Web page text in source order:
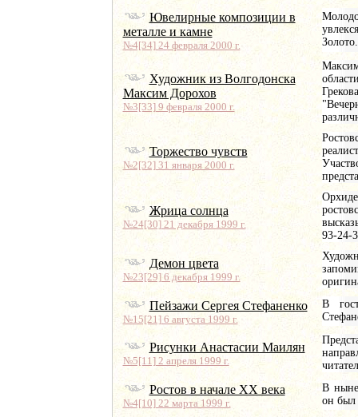
Ювелирные композиции в
металле и камне
№4[34] 24 февраля 2000 г.
Художник из Волгодонска
Максим Дорохов
№3[33] 9 февраля 2000 г.
Торжество чувств
№2[32] 31 января 2000 г.
Жрица солнца
№24[30] 21 декабря 1999 г.
93-24-
Демон цвета
№23[29] 6 декабря 1999 г.
Пейзажи Сергея Стефаненко
№15[21] 6 августа 1999 г.
В
Рисунки Анастасии Маилян
№5[11] 2 апреля 1999 г.
Ростов в начале ХХ века
№4[10] 22 марта 1999 г.
В
он был